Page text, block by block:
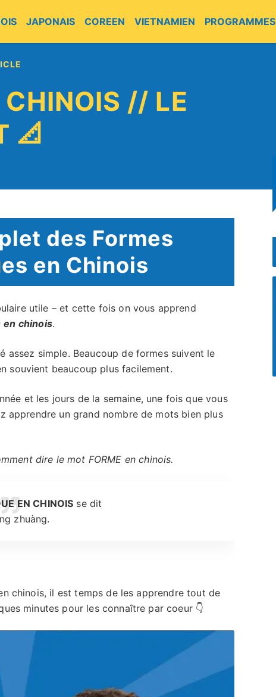
JAPONAIS COREEN VIETNAMIEN PROGRAMMES
CHINOIS // LE
📐
des Formes
en Chinois
utile – et cette fois on vous apprend
en chinois.
simple. Beaucoup de formes suivent le
souvient beaucoup plus facilement.
et les jours de la semaine, une fois que vous
apprendre un grand nombre de mots bien plus
dire le mot FORME en chinois.
EN CHINOIS se dit
zhuàng.
chinois, il est temps de les apprendre tout de
minutes pour les connaître par coeur 👇